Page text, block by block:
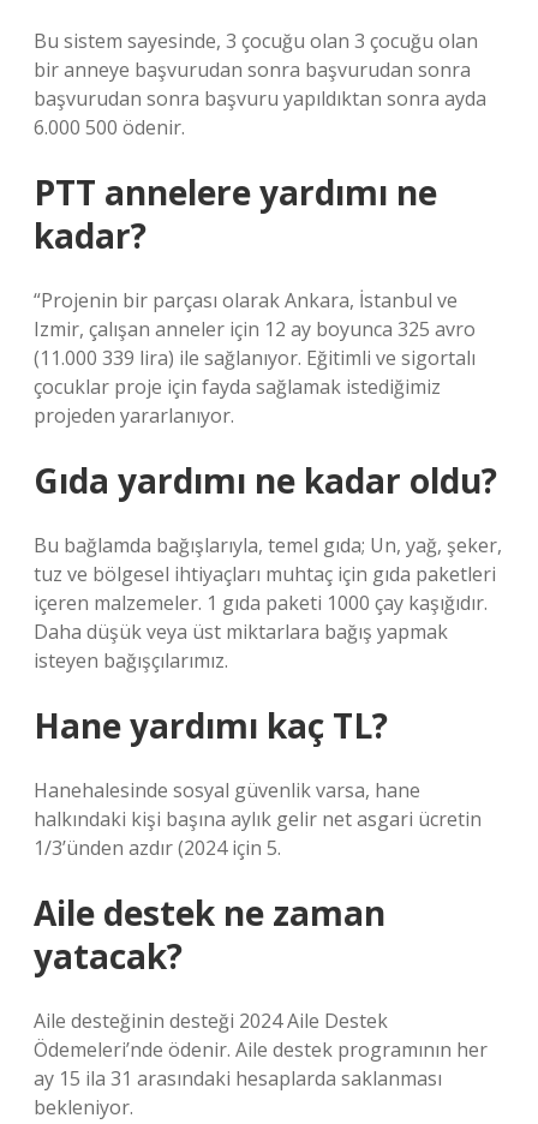
Bu sistem sayesinde, 3 çocuğu olan 3 çocuğu olan
bir anneye başvurudan sonra başvurudan sonra
başvurudan sonra başvuru yapıldıktan sonra ayda
6.000 500 ödenir.
PTT annelere yardımı ne
kadar?
“Projenin bir parçası olarak Ankara, İstanbul ve
Izmir, çalışan anneler için 12 ay boyunca 325 avro
(11.000 339 lira) ile sağlanıyor. Eğitimli ve sigortalı
çocuklar proje için fayda sağlamak istediğimiz
projeden yararlanıyor.
Gıda yardımı ne kadar oldu?
Bu bağlamda bağışlarıyla, temel gıda; Un, yağ, şeker,
tuz ve bölgesel ihtiyaçları muhtaç için gıda paketleri
içeren malzemeler. 1 gıda paketi 1000 çay kaşığıdır.
Daha düşük veya üst miktarlara bağış yapmak
isteyen bağışçılarımız.
Hane yardımı kaç TL?
Hanehalesinde sosyal güvenlik varsa, hane
halkındaki kişi başına aylık gelir net asgari ücretin
1/3’ünden azdır (2024 için 5.
Aile destek ne zaman
yatacak?
Aile desteğinin desteği 2024 Aile Destek
Ödemeleri’nde ödenir. Aile destek programının her
ay 15 ila 31 arasındaki hesaplarda saklanması
bekleniyor.